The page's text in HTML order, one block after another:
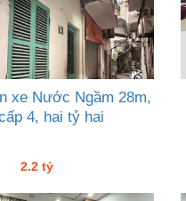
xe Nước Ngầm 28m,
4, hai tỷ hai
2.2 tỷ